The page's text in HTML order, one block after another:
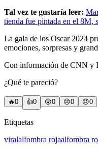
Tal vez te gustaría leer:
tienda fue pintada en el 8M,
La gala de los Oscar 2024
emociones, sorpresas y
Con información de CNN y
¿Qué te pareció?
🔥0 👍0 😲0 😢0 😠0
Etiquetas
viralalfombra rojaalfombra